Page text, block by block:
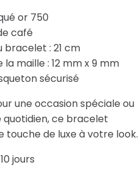
or 750
café
bracelet : 21 cm
la maille : 12 mm x 9 mm
sécurisé
une occasion spéciale ou
quotidien, ce bracelet
touche de luxe à votre look.
jours